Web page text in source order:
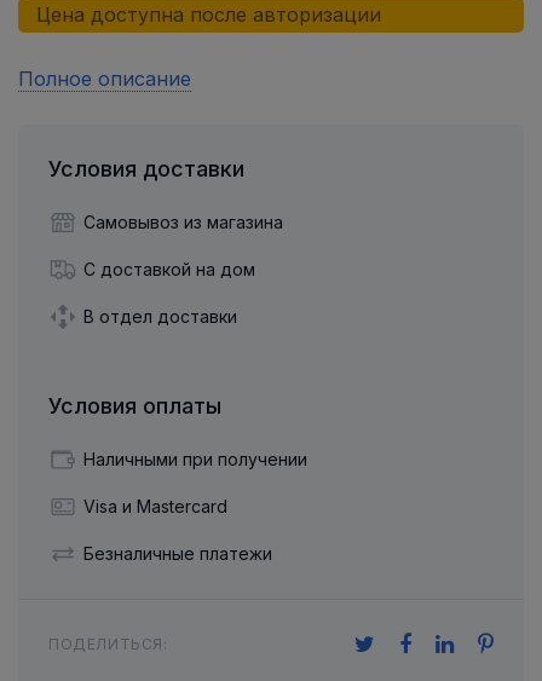
Цена доступна после авторизации
Полное описание
Условия доставки
Самовывоз из магазина
С доставкой на дом
В отдел доставки
Условия оплаты
Наличными при получении
Visa и Mastercard
Безналичные платежи
ПОДЕЛИТЬСЯ: